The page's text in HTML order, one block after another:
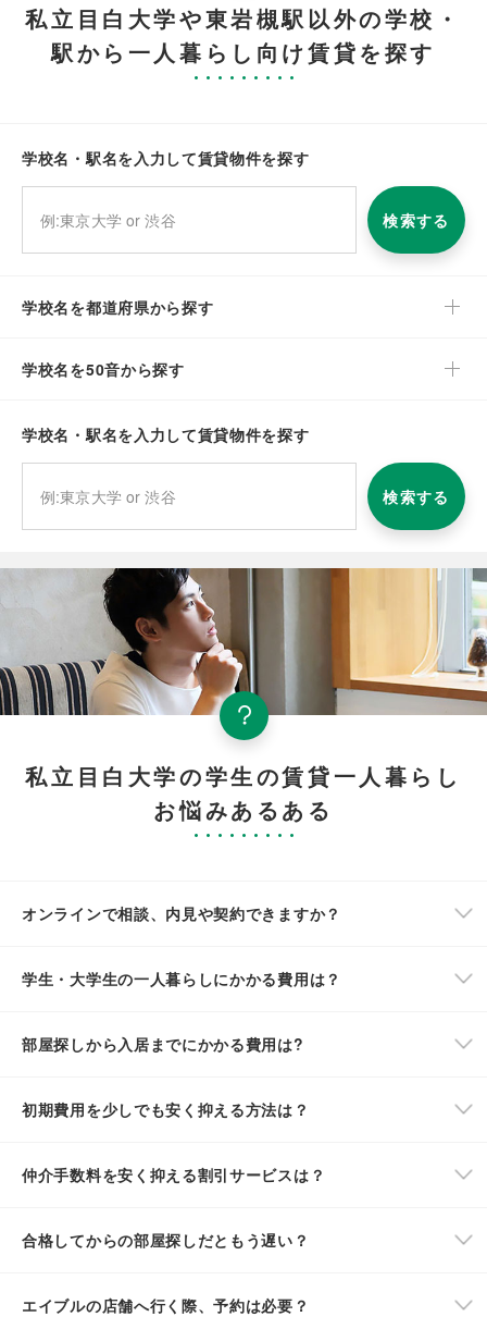
私立目白大学や東岩槻駅以外の学校・
駅から一人暮らし向け賃貸を探す
学校名・駅名を入力して賃貸物件を探す
検索する
学校名を都道府県から探す
学校名を50音から探す
学校名・駅名を入力して賃貸物件を探す
検索する
私立目白大学の学生の賃貸一人暮らし
お悩みあるある
オンラインで相談、内見や契約できますか？
学生・大学生の一人暮らしにかかる費用は？
部屋探しから入居までにかかる費用は?
初期費用を少しでも安く抑える方法は？
仲介手数料を安く抑える割引サービスは？
合格してからの部屋探しだともう遅い？
エイブルの店舗へ行く際、予約は必要？